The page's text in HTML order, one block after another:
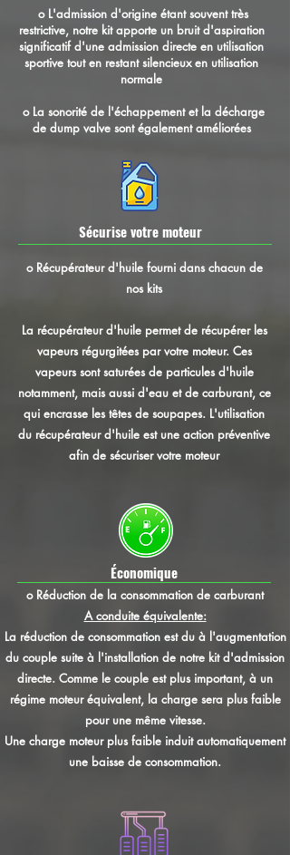
o L'admission d'origine étant souvent très
restrictive, notre kit apporte un bruit d'aspiration
significatif d'une admission directe en utilisation
sportive tout en restant silencieux en utilisation
normale
o La sonorité de l'échappement et la décharge
de dump valve sont également améliorées
Sécurise votre moteur
o Récupérateur d'huile fourni dans chacun de
nos kits
La récupérateur d'huile permet de récupérer les
vapeurs régurgitées par votre moteur. Ces
vapeurs sont saturées de particules d'huile
notamment, mais aussi d'eau et de carburant, ce
qui encrasse les têtes de soupapes. L'utilisation
du récupérateur d'huile est une action préventive
afin de sécuriser votre moteur
Économique
o Réduction de la consommation de carburant
A conduite équivalente:
La réduction de consommation est du à l'augmentation
du couple suite à l'installation de notre kit d'admission
directe. Comme le couple est plus important, à un
régime moteur équivalent, la charge sera plus faible
pour une même vitesse.
Une charge moteur plus faible induit automatiquement
une baisse de consommation.